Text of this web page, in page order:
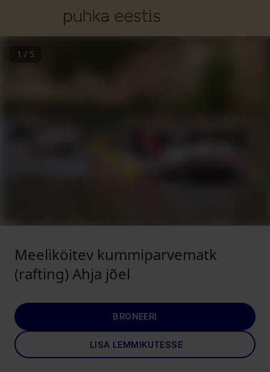
1 / 5
Meeliköitev kummiparvematk
(rafting) Ahja jõel
BRONEERI
LISA LEMMIKUTESSE